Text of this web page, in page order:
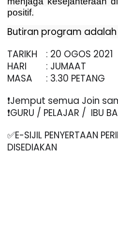
positif.
Butiran program
TARIKH
: 20 OGOS 2021
HARI
: JUMAAT
MASA
: 3.30 PETANG
❗️Jemput semua Join
❗️GURU / PELAJAR /  IBU
✅E-SIJIL PENYERTAAN
DISEDIAKAN